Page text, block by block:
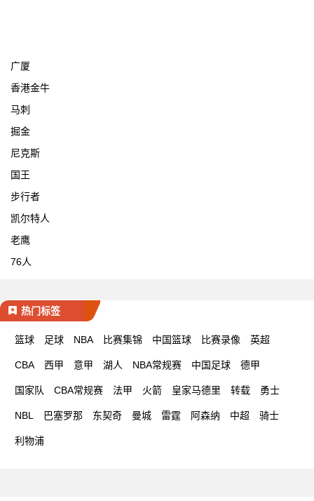
广厦
香港金牛
马刺
掘金
尼克斯
国王
步行者
凯尔特人
老鹰
76人
热门标签
篮球 足球 NBA 比赛集锦 中国篮球 比赛录像 英超
CBA 西甲 意甲 湖人 NBA常规赛 中国足球 德甲
国家队 CBA常规赛 法甲 火箭 皇家马德里 转载 勇士
NBL 巴塞罗那 东契奇 曼城 雷霆 阿森纳 中超 骑士
利物浦